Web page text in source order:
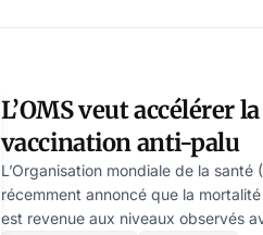
L’OMS veut accélérer la
vaccination anti-palu
L’Organisation mondiale de la santé
récemment annoncé que la
est revenue aux niveaux observés